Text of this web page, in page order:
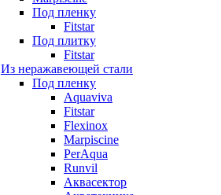
Под пленку
Fitstar
Под плитку
Fitstar
Из неражавеющей стали
Под пленку
Aquaviva
Fitstar
Flexinox
Marpiscine
PerAqua
Runvil
Аквасектор